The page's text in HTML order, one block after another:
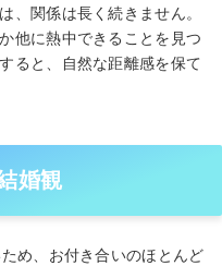
、関係は長く続きません。
他に熱中できることを見つ
ると、自然な距離感を保て
婚観
め、お付き合いのほとんど